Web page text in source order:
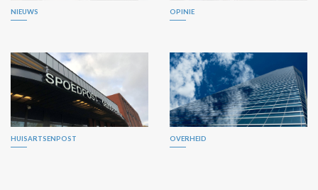
NIEUWS OPINIE
HUISARTSENPOST OVERHEID